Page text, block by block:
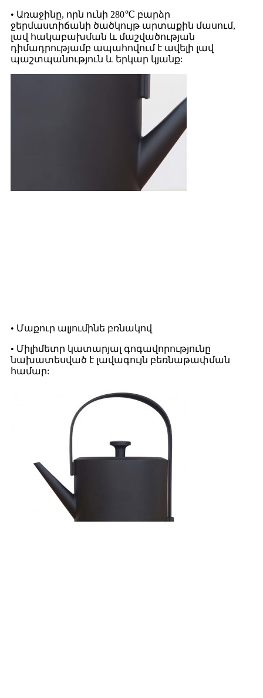
• Առաջինը, որն ունի 280℃ բարձր
ջերմաստիճանի ծածկույթ արտաքին մասում,
լավ հակաբախման և մաշվածության
դիմադրությամբ ապահովում է ավելի լավ
պաշտպանություն և երկար կյանք:
• Մաքուր ալյումինե բռնակով
• Միլիմետր կատարյալ գոգավորությունը
նախատեսված է լավագույն բեռնաթափման
համար: